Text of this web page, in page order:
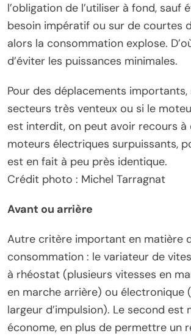
l’obligation de l’utiliser à fond, sauf
besoin impératif ou sur de courtes
alors la consommation explose.
d’éviter les puissances minimales.
Pour des déplacements importants,
secteurs très venteux ou si le
est interdit, on peut avoir recours à
moteurs électriques surpuissants,
est en fait à peu près identique.
Crédit photo : Michel Tarragnat
Avant ou arrière
Autre critère important en matière
consommation : le variateur de
à rhéostat (plusieurs vitesses en
en marche arrière) ou électronique
largeur d’impulsion). Le second est
économe, en plus de permettre un